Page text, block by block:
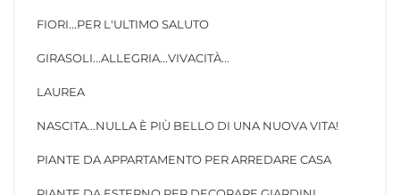
FIORI...PER L'ULTIMO SALUTO
GIRASOLI...ALLEGRIA...VIVACITÀ...
LAUREA
NASCITA...NULLA È PIÙ BELLO DI UNA NUOVA VITA!
PIANTE DA APPARTAMENTO PER ARREDARE CASA